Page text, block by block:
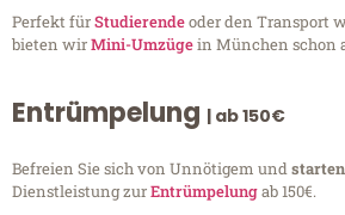
Perfekt fürStudierendeoder den Transport
bieten wirMini-Umzügein München schon
Entrümpelung | ab 150€
Befreien Sie sich von Unnötigem und
Dienstleistung zurEntrümpelungab 150€.